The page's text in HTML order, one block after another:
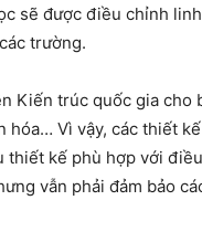
sẽ được điều chỉnh
trường.
Kiến trúc quốc gia
Vì vậy, các thiết
thiết kế phù hợp với
vẫn phải đảm bảo